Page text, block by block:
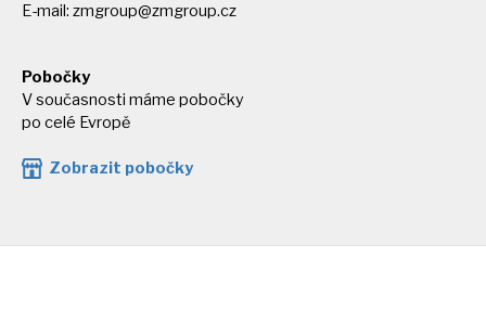
E-mail: zmgroup@zmgroup.cz
Pobočky
V současnosti máme pobočky
po celé Evropě
Zobrazit pobočky